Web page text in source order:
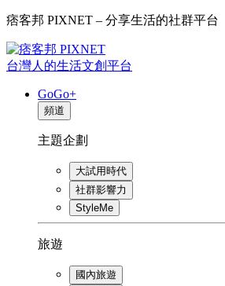
痞客邦 PIXNET – 分享生活的社群平台
台灣人的生活文創平台
GoGo+
頻道
主題企劃
大試用時代
社群影響力
StyleMe
旅遊
國內旅遊